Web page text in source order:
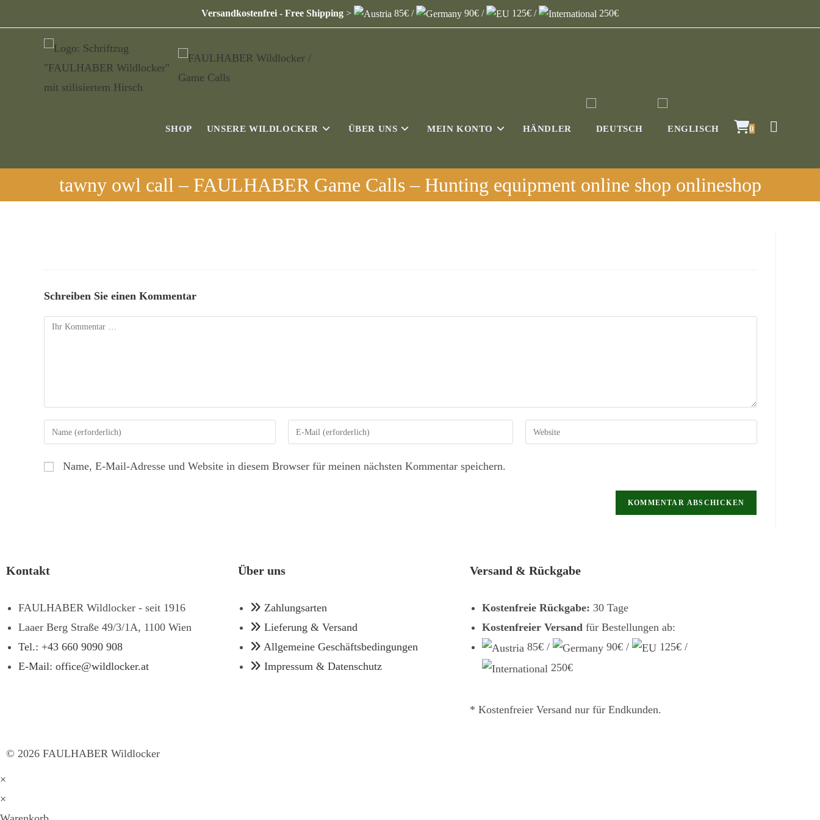
Versandkostenfrei - Free Shipping > 85€ / 90€ / 125€ / 250€
SHOP UNSERE WILDLOCKER ÜBER UNS MEIN KONTO HÄNDLER 0
tawny owl call – FAULHABER Game Calls – Hunting equipment online shop onlineshop
Schreiben Sie einen Kommentar
Name, E-Mail-Adresse und Website in diesem Browser für meinen nächsten Kommentar speichern.
Kontakt
FAULHABER Wildlocker - seit 1916
Laaer Berg Straße 49/3/1A, 1100 Wien
Tel.: +43 660 9090 908
E-Mail: office@wildlocker.at
Über uns
Zahlungsarten
Lieferung & Versand
Allgemeine Geschäftsbedingungen
Impressum & Datenschutz
Versand & Rückgabe
Kostenfreie Rückgabe: 30 Tage
Kostenfreier Versandfür Bestellungen ab:
85€ /
90€ /
125€ /
250€
* Kostenfreier Versand nur für Endkunden.
© 2026 FAULHABER Wildlocker
×
×